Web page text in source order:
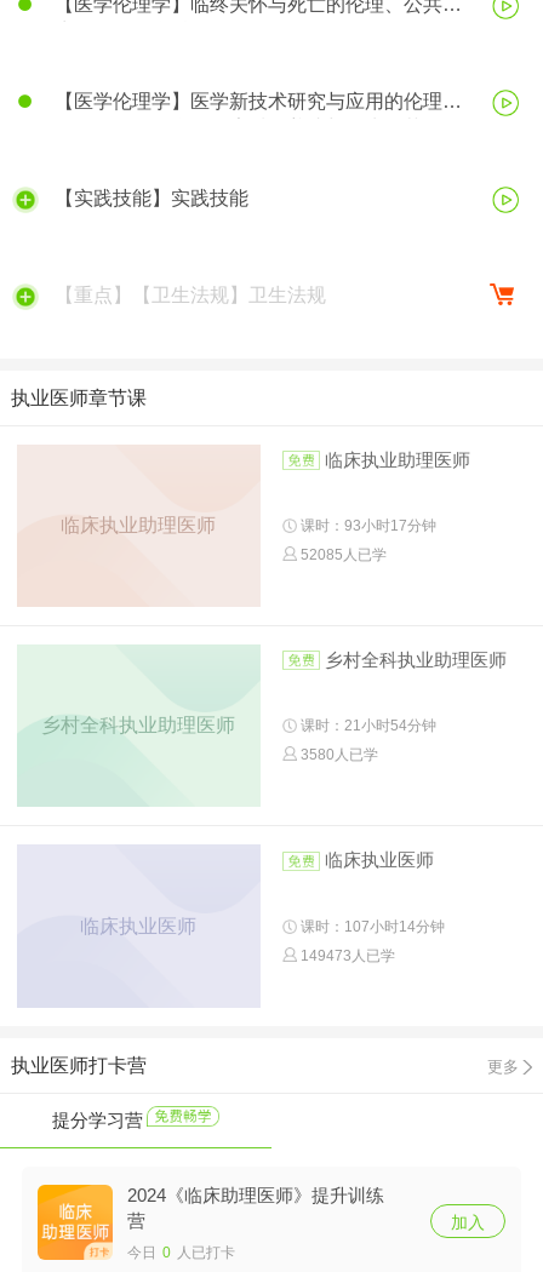
【医学伦理学】医学新技术研究与应用的伦理、
【实践技能】实践技能
【重点】【卫生法规】卫生法规
执业医师章节课
临床执业助理医师
临床执业助理医师
课时：93小时17分钟
52085人已学
乡村全科执业助理医师
乡村全科执业助理医师
课时：21小时54分钟
3580人已学
临床执业医师
临床执业医师
课时：107小时14分钟
149473人已学
执业医师打卡营 更多
提分学习营
2024《临床助理医师》提升训练
营
今日 0 人已打卡
加入